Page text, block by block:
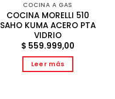
COCINA A GAS
COCINA MORELLI 510
SAHO KUMA ACERO PTA
VIDRIO
$ 559.999,00
Leer más